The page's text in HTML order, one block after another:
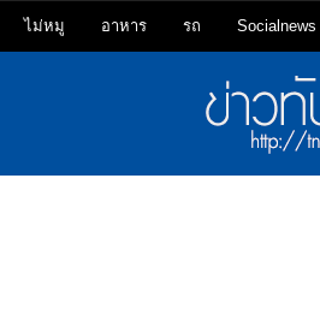
ไม่หมู อาหาร รถ Socialnews